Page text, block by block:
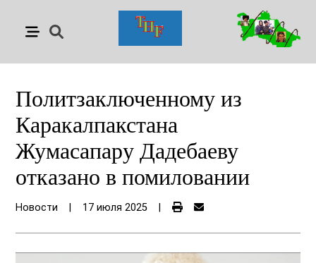
Политзаключенному из
Каракалпакстана
Жумасапару Дадебаеву
отказано в помиловании
Новости 17 июля 2025